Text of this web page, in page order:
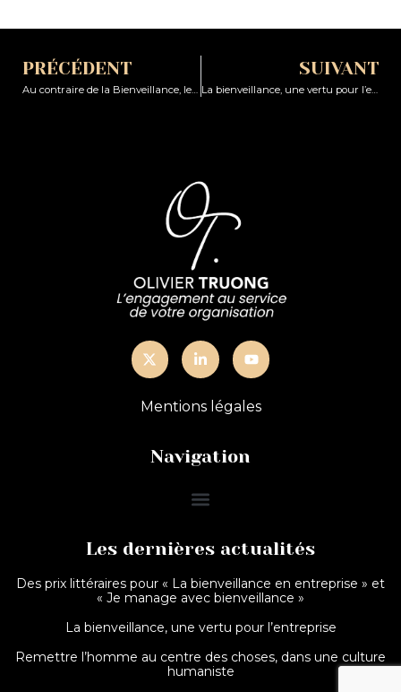
PRÉCÉDENT
Au contraire de la Bienveillance, le pouvoir de l’égo
SUIVANT
La bienveillance, une vertu pour l’entreprise
Mentions légales
Navigation
Les dernières actualités
Des prix littéraires pour « La bienveillance en entreprise » et
« Je manage avec bienveillance »
La bienveillance, une vertu pour l’entreprise
Remettre l’homme au centre des choses, dans une culture
humaniste